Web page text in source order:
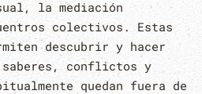
la mediación
colectivos. Estas
descubrir y hacer
conflictos y
quedan fuera de